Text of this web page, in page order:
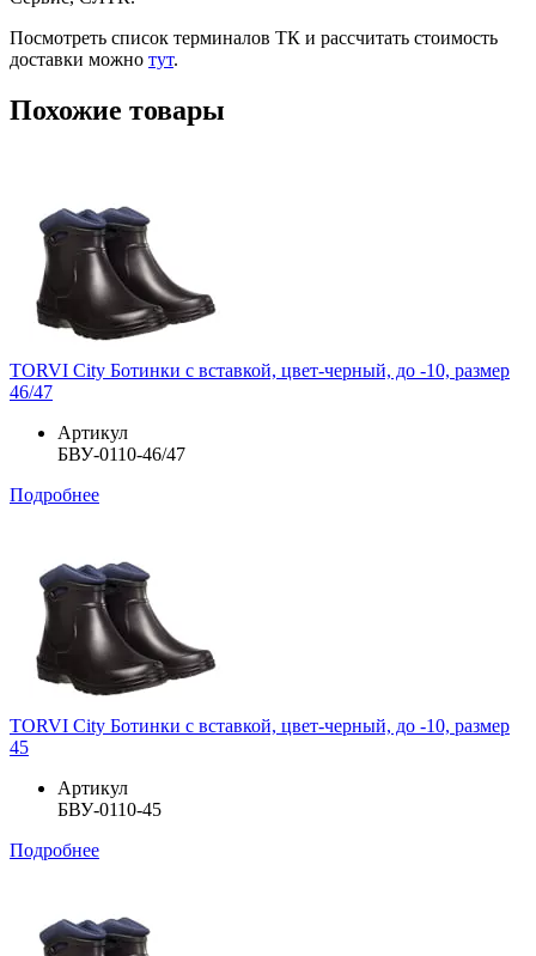
Посмотреть список терминалов ТК и рассчитать стоимость
доставки можно тут.
Похожие товары
TORVI City Ботинки с вставкой, цвет-черный, до -10, размер
46/47
Артикул
БВУ-0110-46/47
Подробнее
TORVI City Ботинки с вставкой, цвет-черный, до -10, размер
45
Артикул
БВУ-0110-45
Подробнее